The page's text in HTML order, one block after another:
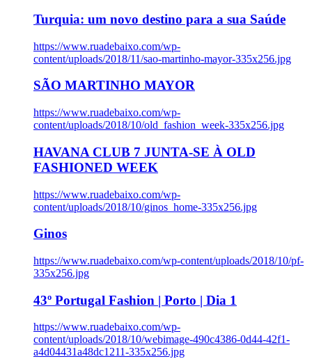
Turquia: um novo destino para a sua Saúde
https://www.ruadebaixo.com/wp-
content/uploads/2018/11/sao-martinho-mayor-335x256.jpg
SÃO MARTINHO MAYOR
https://www.ruadebaixo.com/wp-
content/uploads/2018/10/old_fashion_week-335x256.jpg
HAVANA CLUB 7 JUNTA-SE À OLD
FASHIONED WEEK
https://www.ruadebaixo.com/wp-
content/uploads/2018/10/ginos_home-335x256.jpg
Ginos
https://www.ruadebaixo.com/wp-content/uploads/2018/10/pf-
335x256.jpg
43º Portugal Fashion | Porto | Dia 1
https://www.ruadebaixo.com/wp-
content/uploads/2018/10/webimage-490c4386-0d44-42f1-
a4d04431a48dc1211-335x256.jpg